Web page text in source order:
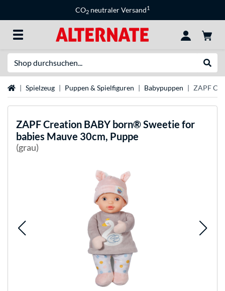
CO2 neutraler Versand1
StartseiteSpielzeug Puppen & Spielfiguren Babypuppen ZAPF
ZAPF Creation BABY born® Sweetie for
babies Mauve 30cm, Puppe
(grau)